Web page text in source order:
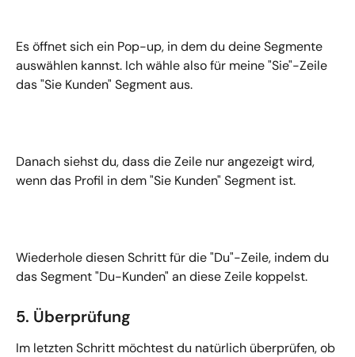
Es öffnet sich ein Pop-up, in dem du deine Segmente
auswählen kannst. Ich wähle also für meine "Sie"-Zeile
das "Sie Kunden" Segment aus.
Danach siehst du, dass die Zeile nur angezeigt wird,
wenn das Profil in dem "Sie Kunden" Segment ist.
Wiederhole diesen Schritt für die "Du"-Zeile, indem du
das Segment "Du-Kunden" an diese Zeile koppelst.
5. Überprüfung
Im letzten Schritt möchtest du natürlich überprüfen, ob